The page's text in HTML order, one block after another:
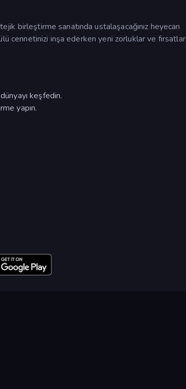
birleştirme sanatında ustalaşacağınız heyecan
cennetinizi inşa ederken yeni zorluklar ve fırsatlar
keşfedin.
yapın.